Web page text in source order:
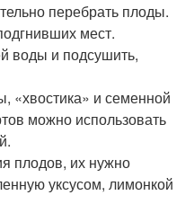
перебрать плоды.
мест.
воды и подсушить,
«хвостика» и семенной
можно использовать
плодов, их нужно
уксусом, лимонкой